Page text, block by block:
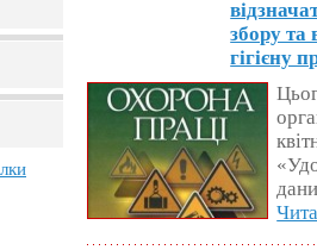
збору та
гігієну